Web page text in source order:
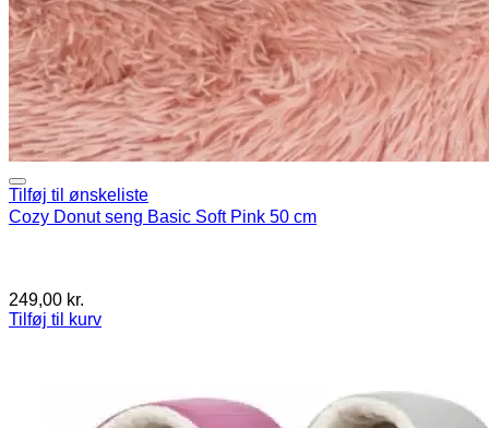
Tilføj til ønskeliste
Cozy Donut seng Basic Soft Pink 50 cm
249,00 kr.
Tilføj til kurv